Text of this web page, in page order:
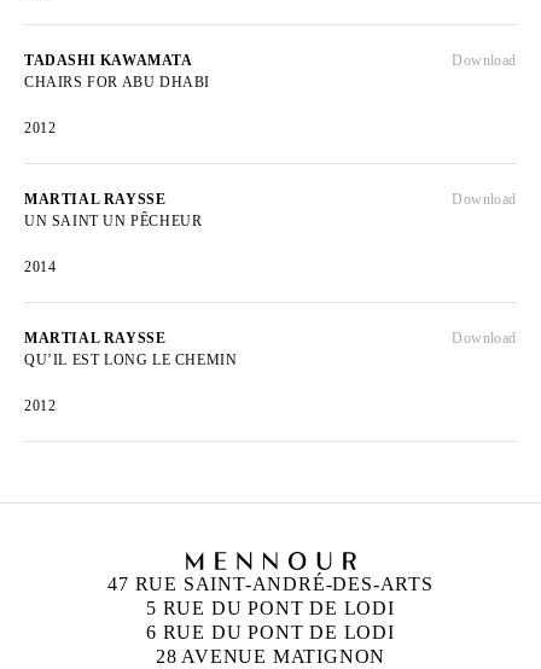
TADASHI KAWAMATA
CHAIRS FOR ABU DHABI
2012
Download
MARTIAL RAYSSE
UN SAINT UN PÊCHEUR
2014
Download
MARTIAL RAYSSE
QU’IL EST LONG LE CHEMIN
2012
Download
47 RUE SAINT-ANDRÉ-DES-ARTS
5 RUE DU PONT DE LODI
6 RUE DU PONT DE LODI
28 AVENUE MATIGNON